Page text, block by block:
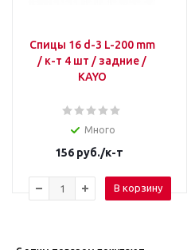
Спицы 16 d-3 L-200 mm
/ к-т 4 шт / задние /
KAYO
Много
156 руб./к-т
В корзину